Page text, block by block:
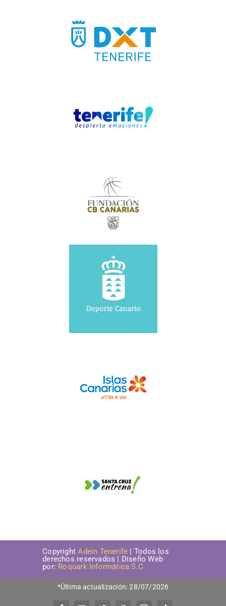
CopyrightAdein Tenerife | Todos los
derechos reservados | Diseño Web
por: Roquark Informática S.C.
*Última actualización: 28/07/2026